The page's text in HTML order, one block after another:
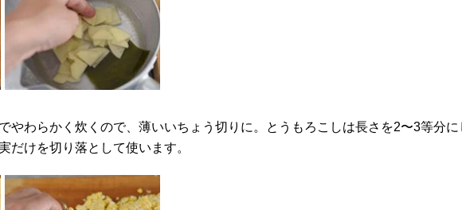
やわらかく炊くので、薄いいちょう切りに。とうもろこしは長さを2〜3等分に
だけを切り落として使います。